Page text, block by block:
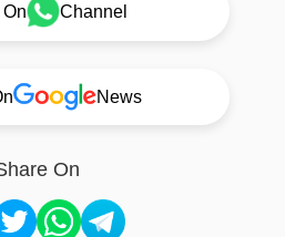
Channel
News
On